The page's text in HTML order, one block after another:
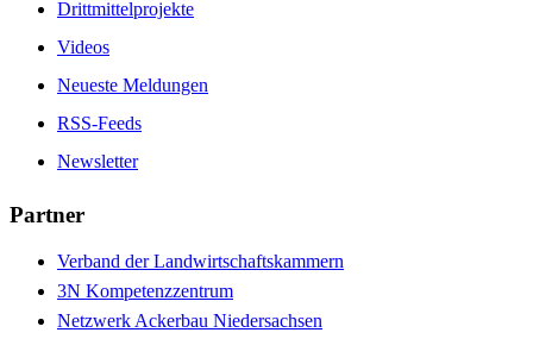
Drittmittelprojekte
Videos
Neueste Meldungen
RSS-Feeds
Newsletter
Partner
Verband der Landwirtschaftskammern
3N Kompetenzzentrum
Netzwerk Ackerbau Niedersachsen